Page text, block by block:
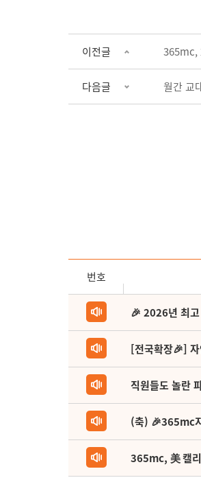
이전글 365mc,
다음글 월간 교
번호
🎉 2026년 최
[전국확장🎉]
직원들도 놀란
(축) 🎉365mc
365mc, 美 캘